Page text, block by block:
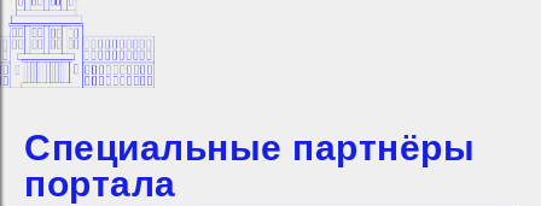
Специальные партнёры
портала